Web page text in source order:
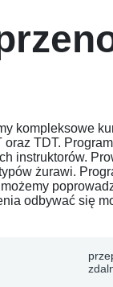
kompleksowe
TDT.
instruktorów.
żurawi.
odbywać się